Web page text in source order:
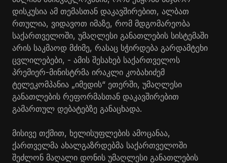
დისკუსია ამ თემასთან დაკავშირებით, ალბათ
რთულია, ვიდავოთ იმაზე, რომ მდგომარეობა
საქართველოში, უმაღლესი განათლების სისტემაში
არის საკმაოდ მძიმე, რასაც სჭირდება გარდამტეხი
ცვლილებები, - ამის შესახებ საქართველოს
პრემიერ-მინისტრმა ირაკლი კობახიძემ
ტელეკომპანია „იმედის“ ეთერში, უმაღლესი
განათლების რეფორმასთან დაკავშირებით
გამართულ დებატებზე განაცხადა.
მისივე თქმით, ხელისუფლების ამოცანაა,
ქართველმა ახალგაზრდებმა საქართველოში
შეძლონ მაღალი დონის უმაღლესი განათლების